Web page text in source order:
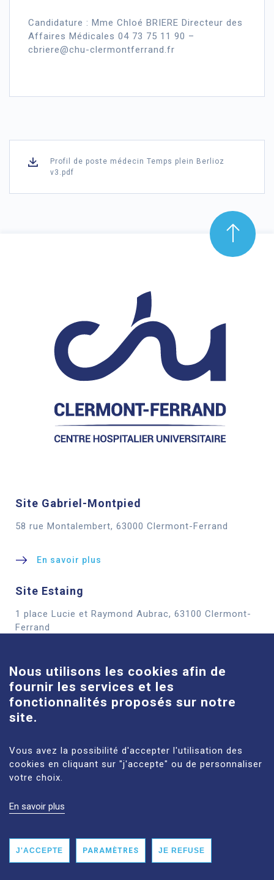
Candidature : Mme Chloé BRIERE Directeur des
Affaires Médicales 04 73 75 11 90 –
cbriere@chu-clermontferrand.fr
Profil de poste médecin Temps plein Berlioz
v3.pdf
Site Gabriel-Montpied
58 rue Montalembert, 63000 Clermont-Ferrand
En savoir plus
Site Estaing
1 place Lucie et Raymond Aubrac, 63100 Clermont-
Ferrand
Site Louise-Michel
61 route de Châteaugay, 63118 Cébazat
En savoir plus
MENTIONS LÉGALES
ACCESSIBILITÉ : NON CONFORME
Nous utilisons les cookies afin de
fournir les services et les
fonctionnalités proposés sur notre
site.
Vous avez la possibilité d'accepter l'utilisation des
cookies en cliquant sur "j'accepte" ou de personnaliser
votre choix.
En savoir plus
J'ACCEPTE PARAMÈTRES JE REFUSE